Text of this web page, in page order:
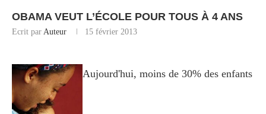
OBAMA VEUT L’ÉCOLE POUR TOUS À 4 ANS
Ecrit par Auteur 15 février 2013
Aujourd'hui, moins de 30% des enfants